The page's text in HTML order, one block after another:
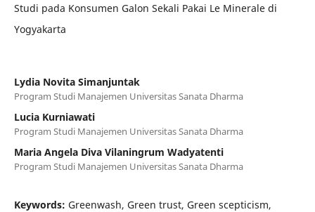
Studi pada Konsumen Galon Sekali Pakai Le Minerale di
Yogyakarta
Lydia Novita Simanjuntak
Program Studi Manajemen Universitas Sanata Dharma
Lucia Kurniawati
Program Studi Manajemen Universitas Sanata Dharma
Maria Angela Diva Vilaningrum Wadyatenti
Program Studi Manajemen Universitas Sanata Dharma
Keywords: Greenwash, Green trust, Green scepticism,